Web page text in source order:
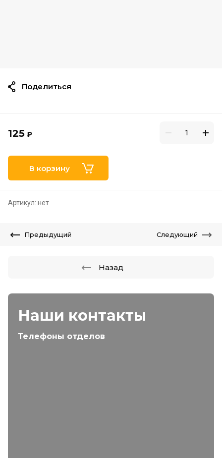
Наши контакты
Телефоны отделов
125 ₽
В корзину
Артикул: нет
Поделиться
Предыдущий Следующий
Назад